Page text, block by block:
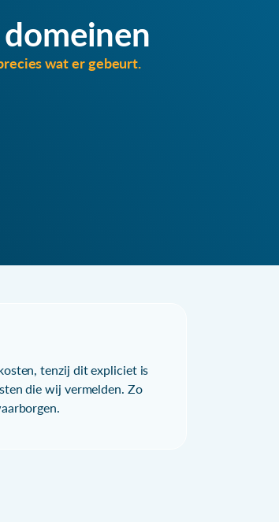
wat er gebeurt.
tenzij dit expliciet is
die wij vermelden. Zo